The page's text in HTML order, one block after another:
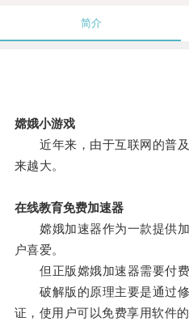
简介
嫦娥小游戏
近年来，由于互联网的普及
来越大。
在线教育免费加速器
嫦娥加速器作为一款提供加
户喜爱。
但正版嫦娥加速器需要付费
破解版的原理主要是通过修
证，使用户可以免费享用软件的